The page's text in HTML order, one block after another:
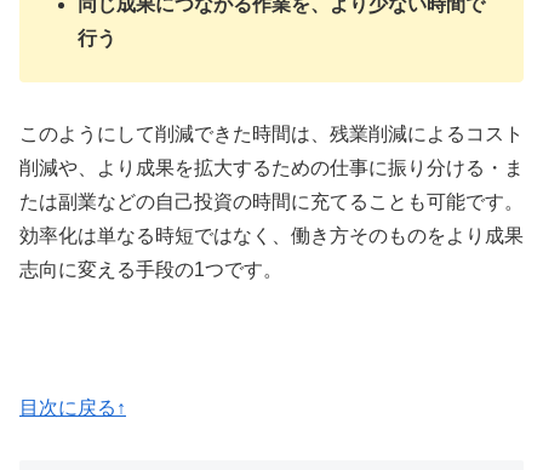
同じ成果につながる作業を、より少ない時間で
行う
このようにして削減できた時間は、残業削減によるコスト
削減や、より成果を拡大するための仕事に振り分ける・ま
たは副業などの自己投資の時間に充てることも可能です。
効率化は単なる時短ではなく、働き方そのものをより成果
志向に変える手段の1つです。
目次に戻る↑